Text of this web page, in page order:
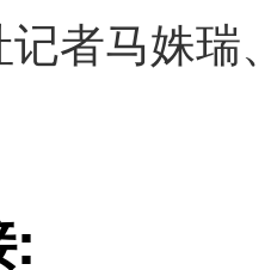
者马姝瑞
: